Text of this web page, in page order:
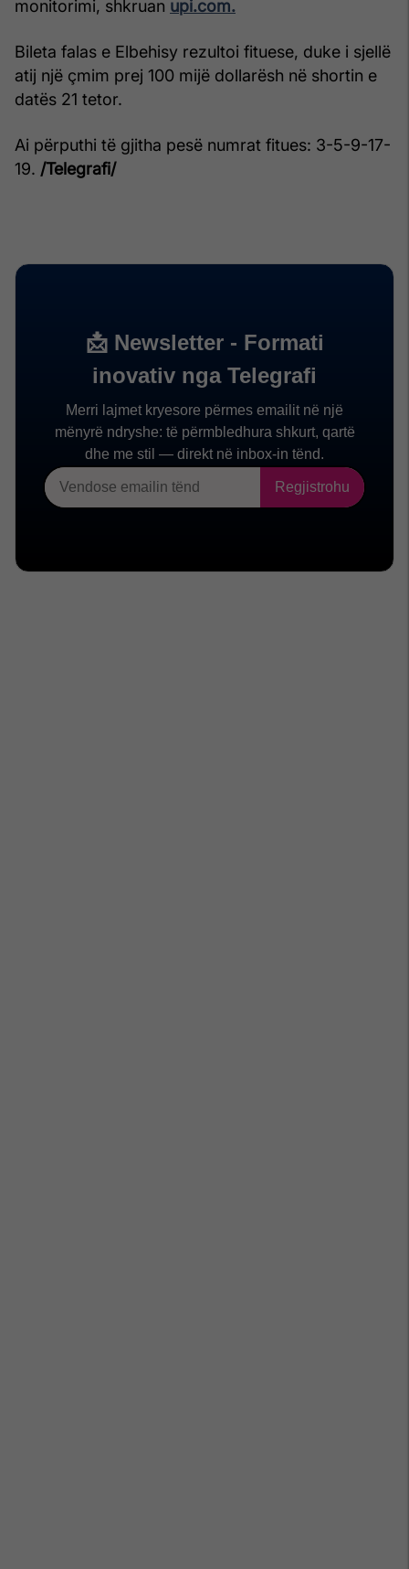
monitorimi, shkruan upi.com.
Bileta falas e Elbehisy rezultoi fituese, duke i sjellë
atij një çmim prej 100 mijë dollarësh në shortin e
datës 21 tetor.
Ai përputhi të gjitha pesë numrat fitues: 3-5-9-17-
19. /Telegrafi/